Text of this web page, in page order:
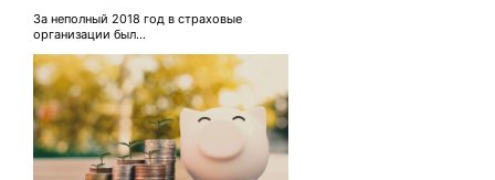
За неполный 2018 год в страховые
организации был...